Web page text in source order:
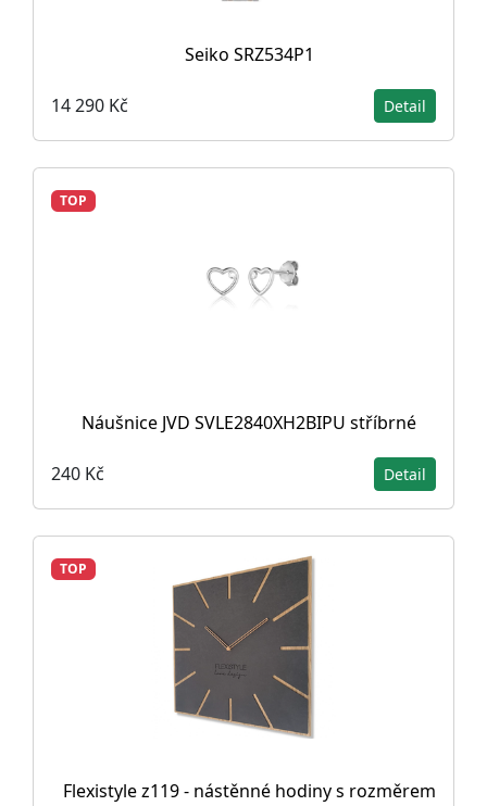
Seiko SRZ534P1
14 290 Kč Detail
TOP
Náušnice JVD SVLE2840XH2BIPU stříbrné
240 Kč Detail
TOP
Flexistyle z119 - nástěnné hodiny s rozměrem